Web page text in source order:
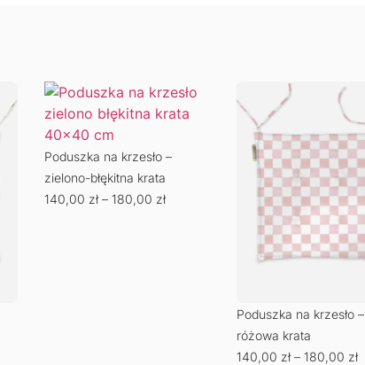
Poduszka na krzesło –
zielono-błękitna krata
140,00 zł – 180,00 zł
Poduszka na krzesło –
różowa krata
140,00 zł – 180,00 zł